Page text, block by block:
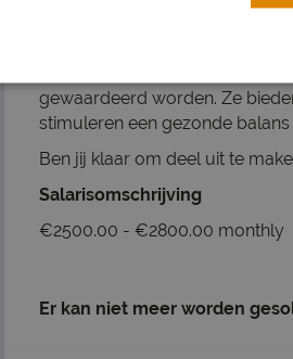
Gevestigd in het pittoreske
gewaardeerd worden. Ze
stimuleren een gezonde
Ben jij klaar om deel uit te
Salarisomschrijving
€2500.00 - €2800.00 monthly
Er kan niet meer worden